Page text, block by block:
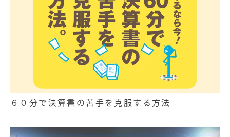
６０分で決算書の苦手を克服する方法